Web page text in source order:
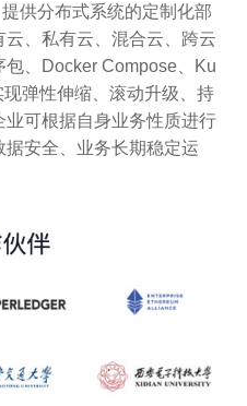
供分布式系统的定制化部
、私有云、混合云、跨云
、Docker Compose、Ku
弹性伸缩、滚动升级、持
可根据自身业务性质进行
安全、业务长期稳定运